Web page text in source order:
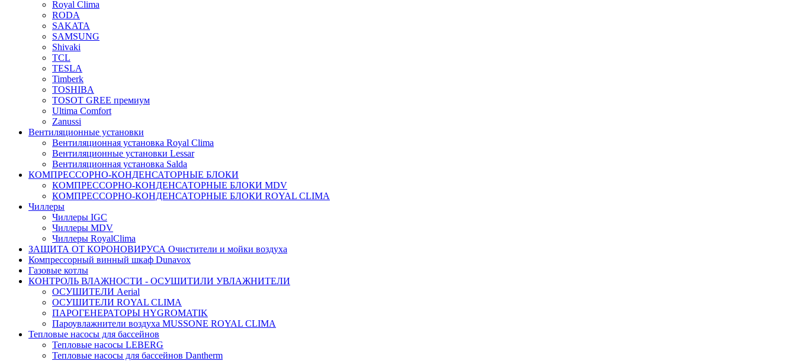
Royal Clima
RODA
SAKATA
SAMSUNG
Shivaki
TCL
TESLA
Timberk
TOSHIBA
TOSOT GREE премиум
Ultima Comfort
Zanussi
Вентиляционные установки
Вентиляционная установка Royal Clima
Вентиляционные установки Lessar
Вентиляционная установка Salda
КОМПРЕССОРНО-КОНДЕНСАТОРНЫЕ БЛОКИ
КОМПРЕССОРНО-КОНДЕНСАТОРНЫЕ БЛОКИ MDV
КОМПРЕССОРНО-КОНДЕНСАТОРНЫЕ БЛОКИ ROYAL CLIMA
Чиллеры
Чиллеры IGC
Чиллеры MDV
Чиллеры RoyalClima
ЗАЩИТА ОТ КОРОНОВИРУСА Очистители и мойки воздуха
Компрессорный винный шкаф Dunavox
Газовые котлы
КОНТРОЛЬ ВЛАЖНОСТИ - ОСУШИТИЛИ УВЛАЖНИТЕЛИ
ОСУШИТЕЛИ Aerial
ОСУШИТЕЛИ ROYAL CLIMA
ПАРОГЕНЕРАТОРЫ HYGROMATIK
Пароувлажнители воздуха MUSSONE ROYAL CLIMA
Тепловые насосы для бассейнов
Тепловые насосы LEBERG
Тепловые насосы для бассейнов Dantherm